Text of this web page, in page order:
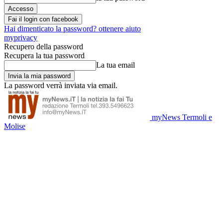
Fai il login con facebook
Hai dimenticato la password? ottenere aiuto
myprivacy
Recupero della password
Recupera la tua password
La tua email
La password verrà inviata via email.
myNews Termoli e
Molise